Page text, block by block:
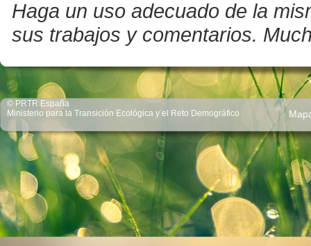
Haga un uso adecuado de la
sus trabajos y comentarios.
© PRTR España
Ministerio para la Transición Ecológica y el Reto Demográfico